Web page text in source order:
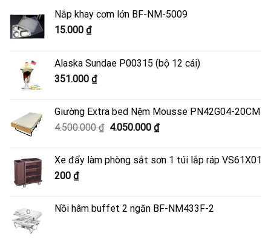
Nắp khay cơm lớn BF-NM-5009
15.000 ₫
Alaska Sundae P00315 (bộ 12 cái)
351.000 ₫
Giường Extra bed Nệm Mousse PN42G04-20CM
4.500.000₫ Giá
4.500.000 ₫.
4.050.000 ₫Giá
là:
Xe đẩy làm phòng sắt sơn 1 túi lắp ráp VS61X01
200 ₫
Nồi hâm buffet 2 ngăn BF-NM433F-2